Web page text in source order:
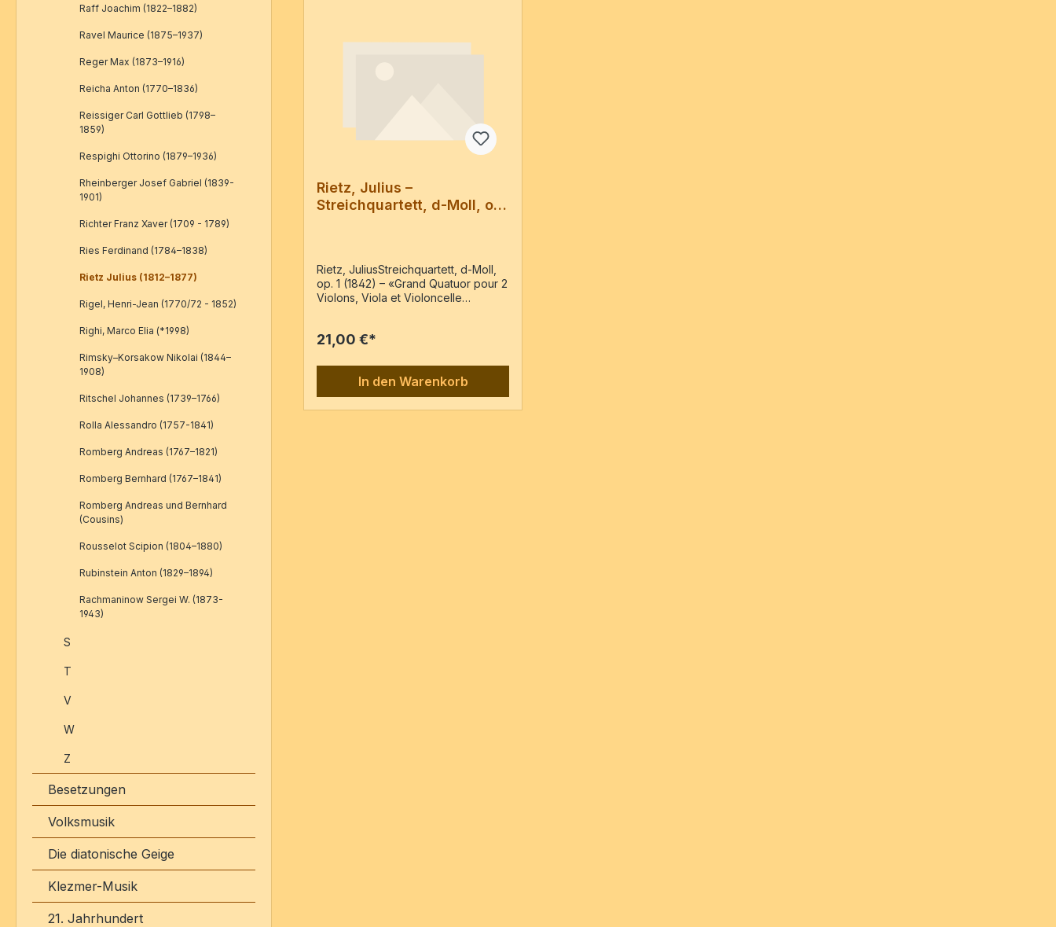
Raff Joachim (1822–1882)
Ravel Maurice (1875–1937)
Reger Max (1873–1916)
Reicha Anton (1770–1836)
Reissiger Carl Gottlieb (1798–
1859)
Respighi Ottorino (1879–1936)
Rheinberger Josef Gabriel (1839-
1901)
Richter Franz Xaver (1709 - 1789)
Ries Ferdinand (1784–1838)
Rietz Julius (1812–1877)
Rigel, Henri-Jean (1770/72 - 1852)
Righi, Marco Elia (*1998)
Rimsky–Korsakow Nikolai (1844–
1908)
Ritschel Johannes (1739–1766)
Rolla Alessandro (1757-1841)
Romberg Andreas (1767–1821)
Romberg Bernhard (1767–1841)
Romberg Andreas und Bernhard
(Cousins)
Rousselot Scipion (1804–1880)
Rubinstein Anton (1829–1894)
Rachmaninow Sergei W. (1873-
1943)
S
T
V
W
Z
Besetzungen
Volksmusik
Die diatonische Geige
Klezmer-Musik
21. Jahrhundert
Rietz, Julius –
Streichquartett, d-Moll, op.
Rietz, JuliusStreichquartett, d-Moll,
op. 1 (1842) – «Grand Quatuor pour 2
Violons, Viola et Violoncelle
der Ausgabe: Berlin : chez Carl
Stimmen / 40 Seiten
21,00 €*
In den Warenkorb